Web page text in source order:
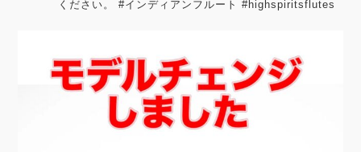
ください。
#インディアンフルート #highspiritsflutes